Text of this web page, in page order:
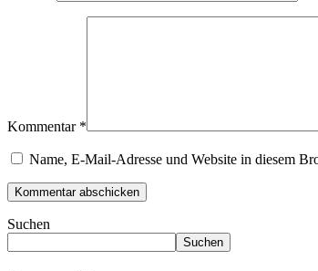
Kommentar *
Name, E-Mail-Adresse und Website in diesem
Suchen
Suchen